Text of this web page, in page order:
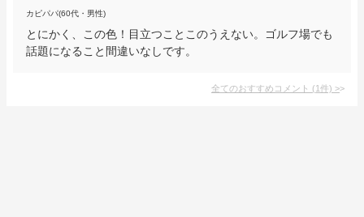
カピパパ(60代・男性)
とにかく、この色！目立つことこのうえない。ゴルフ場でも
話題になること間違いなしです。
全てのおすすめコメント (1件) >